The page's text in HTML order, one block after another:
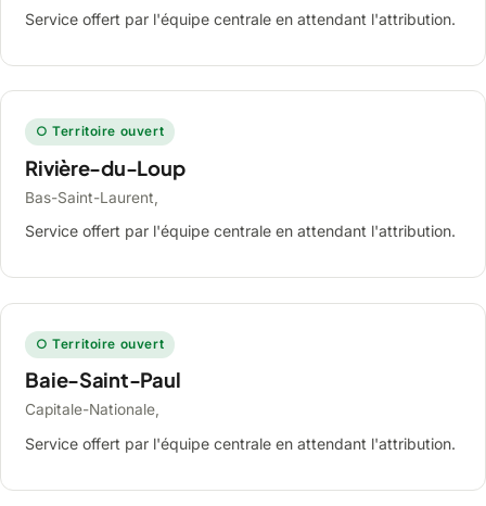
Service offert par l'équipe centrale en attendant l'attribution.
○ Territoire ouvert
Rivière-du-Loup
Bas-Saint-Laurent,
Service offert par l'équipe centrale en attendant l'attribution.
○ Territoire ouvert
Baie-Saint-Paul
Capitale-Nationale,
Service offert par l'équipe centrale en attendant l'attribution.